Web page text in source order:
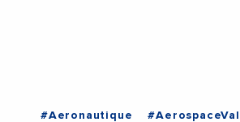
#Aeronautique